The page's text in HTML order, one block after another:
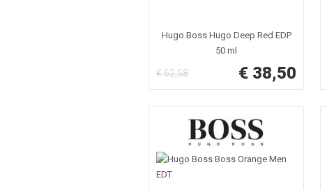
Hugo Boss Hugo Deep Red EDP
50 ml
€ 62,58 € 38,50